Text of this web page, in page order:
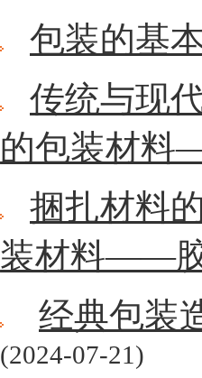
包装的基
传统与现
的包装材
捆扎材料
装材料——
经典包装
(2024-07-21)